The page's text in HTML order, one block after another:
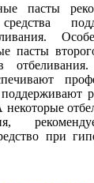
пасты
пасты
некоторые
при